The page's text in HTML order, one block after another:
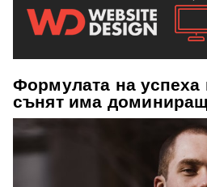
Формулата на успеха
сънят има